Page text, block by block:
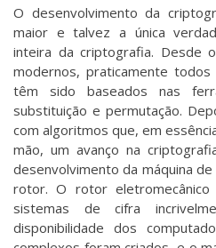
O desenvolvimento da
maior e talvez a única
inteira da criptografia. Desde
modernos, praticamente
têm sido baseados nas
substituição e permutação.
com algoritmos que, em
mão, um avanço na
desenvolvimento da máquina
rotor. O rotor
sistemas de cifra
disponibilidade dos